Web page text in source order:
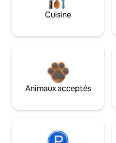
Cuisine
Animaux acceptés